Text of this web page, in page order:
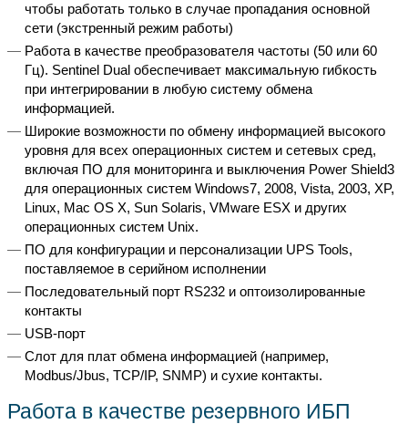
чтобы работать только в случае пропадания основной
сети (экстренный режим работы)
Работа в качестве преобразователя частоты (50 или 60
Гц). Sentinel Dual обеспечивает максимальную гибкость
при интегрировании в любую систему обмена
информацией.
Широкие возможности по обмену информацией высокого
уровня для всех операционных систем и сетевых сред,
включая ПО для мониторинга и выключения Power Shield3
для операционных систем Windows7, 2008, Vista, 2003, XP,
Linux, Mac OS X, Sun Solaris, VMware ESX и других
операционных систем Unix.
ПО для конфигурации и персонализации UPS Tools,
поставляемое в серийном исполнении
Последовательный порт RS232 и оптоизолированные
контакты
USB-порт
Слот для плат обмена информацией (например,
Modbus/Jbus, TCP/IP, SNMP) и сухие контакты.
Работа в качестве резервного ИБП